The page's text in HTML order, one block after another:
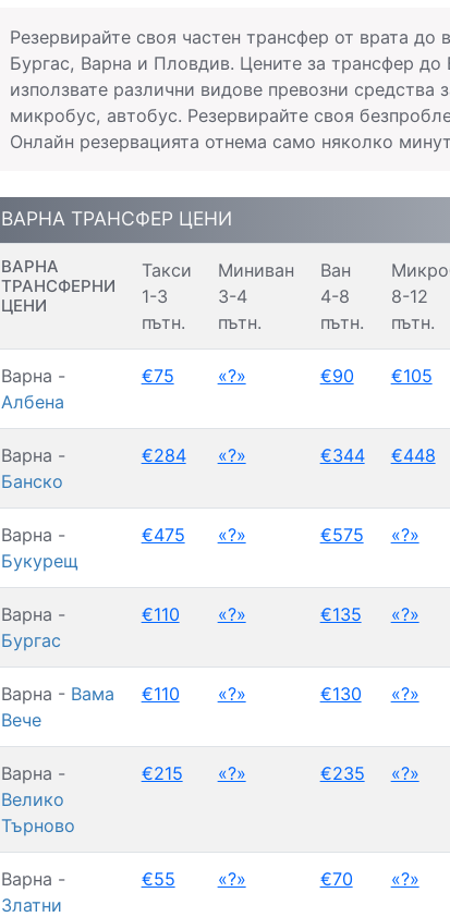
Резервирайте своя частен трансфер от врата
Бургас, Варна и Пловдив. Цените за трансфер
използвате различни видове превозни
микробус, автобус. Резервирайте своя
Онлайн резервацията отнема само няколко
ВАРНА ТРАНСФЕР ЦЕНИ
ВАРНА
ТРАНСФЕРНИ
ЦЕНИ
Такси
1-3
пътн.
Миниван
3-4
пътн.
Ван
4-8
пътн.
8-12
пътн.
Варна -
Албена
€75 «?» €90 €105
Варна -
Банско
€284 «?» €344 €448
Варна -
Букурещ
€475 «?» €575 «?»
Варна -
Бургас
€110 «?» €135 «?»
Варна - Вама
Вече
€110 «?» €130 «?»
Варна -
Велико
Търново
€215 «?» €235 «?»
Варна -
Златни
€55 «?» €70 «?»